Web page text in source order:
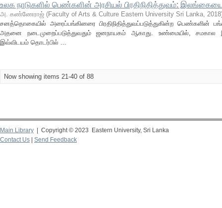
உலக நாடுகளில் பெண்களின் அரசியல் பிரதிநிதித்துவம்:
அ. கண்ணேராஜ் (Faculty of Arts & Culture Eastern University Sri Lanka, 2018
சனத்தொகையில் அரைப்பங்கினரை பிரதிநிதித்துவப்படுத்துகின்ற பெண்களின்
அதனை நடைமுறைப்படுத்துவதும் ஜனநாயகம் ஆகாது. உண்மையில், சமகால
இவ்விடயம் தொடர்பில் ...
Now showing items 21-40 of 88
Main Library | Copyright © 2023 Eastern University, Sri Lanka
Contact Us
Send Feedback